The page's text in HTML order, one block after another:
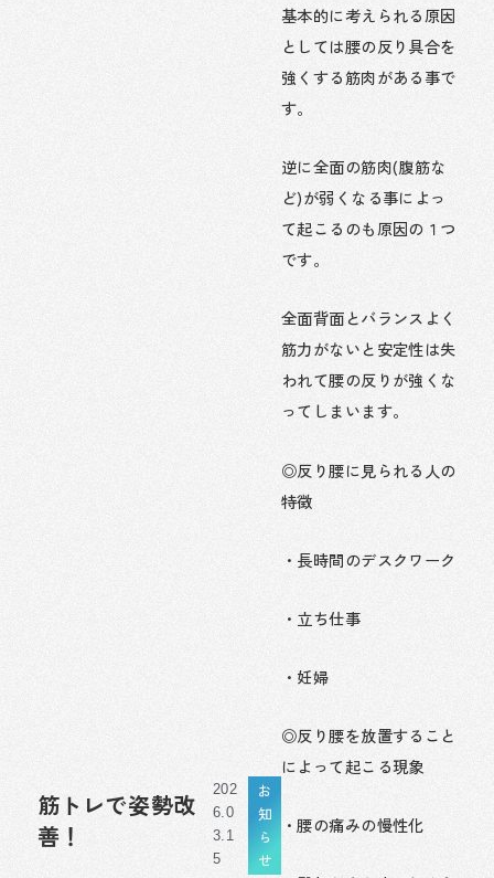
筋トレで姿勢改
善！
202
6.0
3.1
5
お
知
ら
せ
基本的に考えられる原因
としては腰の反り具合を
強くする筋肉がある事で
す。
逆に全面の筋肉(腹筋な
ど)が弱くなる事によっ
て起こるのも原因の１つ
です。
全面背面とバランスよく
筋力がないと安定性は失
われて腰の反りが強くな
ってしまいます。
◎反り腰に見られる人の
特徴
・長時間のデスクワーク
・立ち仕事
・妊婦
◎反り腰を放置すること
によって起こる現象
・腰の痛みの慢性化